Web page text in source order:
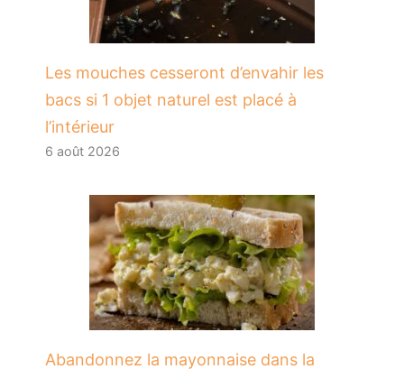
Les mouches cesseront d’envahir les
bacs si 1 objet naturel est placé à
l’intérieur
6 août 2026
Abandonnez la mayonnaise dans la